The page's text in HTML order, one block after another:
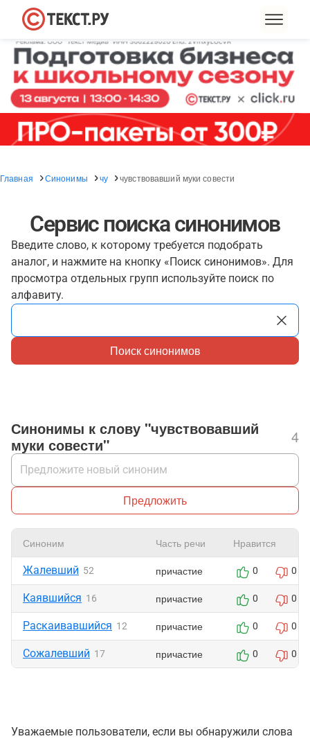
Главная Синонимы чу чувствовавший муки совести
Сервис поиска синонимов
Введите слово, к которому требуется подобрать
аналог, и нажмите на кнопку «Поиск синонимов». Для
просмотра отдельных групп используйте поиск по
алфавиту.
Поиск синонимов
Синонимы к слову "чувствовавший
муки совести"
4
Предложить
Синоним Часть речи Нравится
Жалевший 52 причастие 0 0
Каявшийся 16 причастие 0 0
Раскаивавшийся 12 причастие 0 0
Сожалевший 17 причастие 0 0
Уважаемые пользователи, если вы обнаружили слова